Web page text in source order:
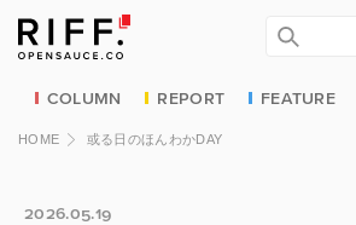
COLUMN REPORT FEATURE
HOME 或る日のほんわかDAY
2026.05.19